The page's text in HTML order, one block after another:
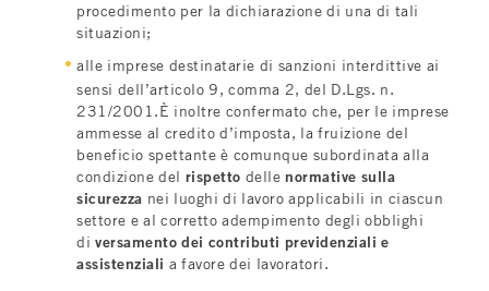
procedimento per la dichiarazione di una di tali
situazioni;
alle imprese destinatarie di sanzioni interdittive ai
sensi dell’articolo 9, comma 2, del D.Lgs. n.
231/2001.È inoltre confermato che, per le imprese
ammesse al credito d’imposta, la fruizione del
beneficio spettante è comunque subordinata alla
condizione del rispetto delle normative sulla
sicurezza nei luoghi di lavoro applicabili in ciascun
settore e al corretto adempimento degli obblighi
diversamento dei contributi previdenziali e
assistenziali a favore dei lavoratori.